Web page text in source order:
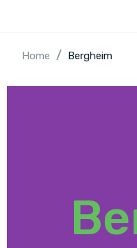
Home / Bergheim